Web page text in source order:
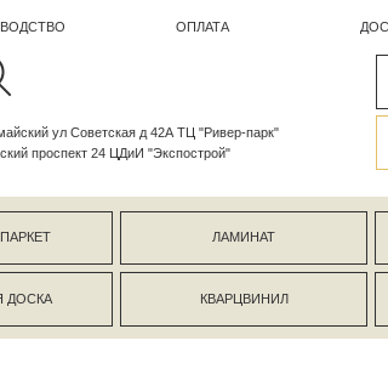
24 ЦДиИ "Экспострой"
КВАРЦВИНИЛ СТЕНОВЫЕ
ЛАМИНАТ